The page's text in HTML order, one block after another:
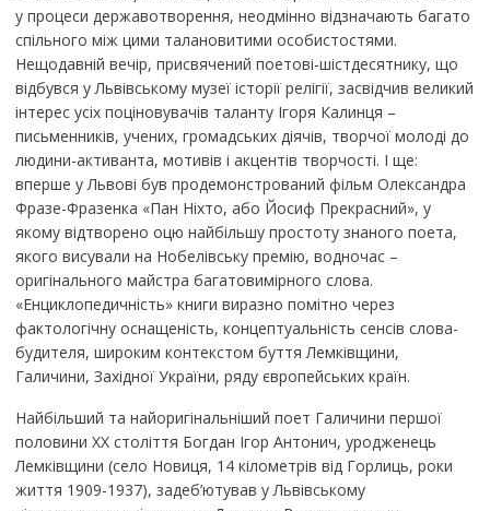
у процеси державотворення, неодмінно відзначають багато
спільного між цими талановитими особистостями.
Нещодавній вечір, присвячений поетові-шістдесятнику, що
відбувся у Львівському музеї історії релігії, засвідчив великий
інтерес усіх поціновувачів таланту Ігоря Калинця –
письменників, учених, громадських діячів, творчої молоді до
людини-активанта, мотивів і акцентів творчості. І ще:
вперше у Львові був продемонстрований фільм Олександра
Фразе-Фразенка «Пан Ніхто, або Йосиф Прекрасний», у
якому відтворено оцю найбільшу простоту знаного поета,
якого висували на Нобелівську премію, водночас –
оригінального майстра багатовимірного слова.
«Енциклопедичність» книги виразно помітно через
фактологічну оснащеність, концептуальність сенсів слова-
будителя, широким контекстом буття Лемківщини,
Галичини, Західної України, ряду європейських країн.
Найбільший та найоригінальніший поет Галичини першої
половини ХХ століття Богдан Ігор Антонич, уродженець
Лемківщини (село Новиця, 14 кілометрів від Горлиць, роки
життя 1909-1937), задеб’ютував у Львівському